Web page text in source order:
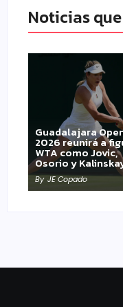
Noticias
Guadalajara
2026 reunirá a
WTA como Jovic,
Osorio y
By JE Copado